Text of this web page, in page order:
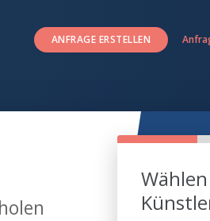
ANFRAGE ERSTELLEN